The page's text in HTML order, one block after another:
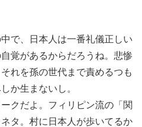
で、日本人は一番礼儀正しい
覚があるからだろうね。悲惨
れを孫の世代まで責めるつも
か生まないし。
クだよ。フィリピン流の「関
タ。村に日本人が歩いてるか